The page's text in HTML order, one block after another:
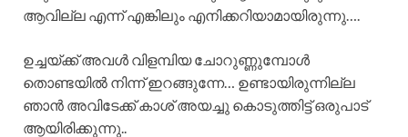
ആവില്ല എന്ന് എങ്കിലും എനിക്കറിയാമായിരുന്നു….
ഉച്ചയ്ക്ക് അവൾ വിളമ്പിയ ചോറുണ്ണുമ്പോൾ
തൊണ്ടയിൽ നിന്ന് ഇറങ്ങുന്നേ… ഉണ്ടായിരുന്നില്ല
ഞാൻ അവിടേക്ക് കാശ് അയച്ചു കൊടുത്തിട്ട് ഒരുപാട്
ആയിരിക്കുന്നു..